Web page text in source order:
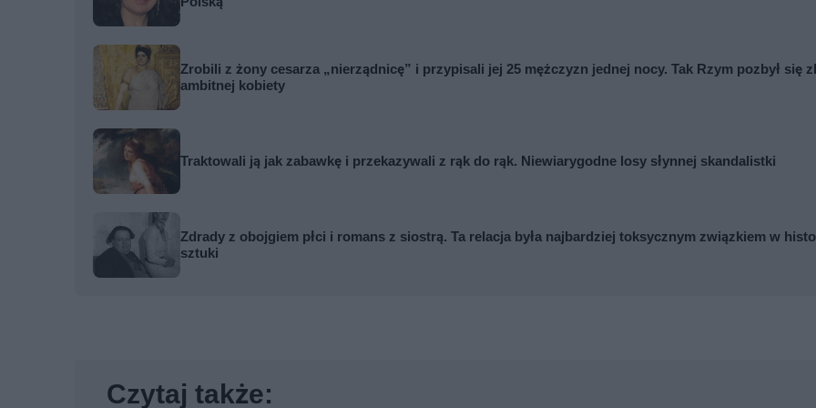
Zrobili z żony cesarza „nierządnicę” i przypisali jej 25 mężczyzn jednej nocy. Tak Rzym pozbył się
ambitnej kobiety
Traktowali ją jak zabawkę i przekazywali z rąk do rąk. Niewiarygodne losy słynnej skandalistki
Zdrady z obojgiem płci i romans z siostrą. Ta relacja była najbardziej toksycznym związkiem w
sztuki
Czytaj także: